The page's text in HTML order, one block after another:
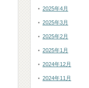
2025年4月
2025年3月
2025年2月
2025年1月
2024年12月
2024年11月